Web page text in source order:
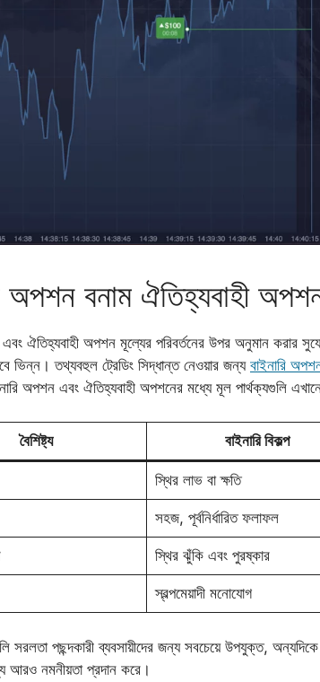
অপশন বনাম ঐতিহ্যবাহী
ঐতিহ্যবাহী অপশন মূল্যের পরিবর্তনের উপর অনুমান করার
ভিন্ন। তথ্যবহুল ট্রেডিং সিদ্ধান্ত নেওয়ার জন্য বাইনারি
অপশন এবং ঐতিহ্যবাহী অপশনের মধ্যে মূল পার্থক্যগুলি
বৈশিষ্ট্য বাইনারি বিকল্প
স্থির লাভ বা ক্ষতি
সহজ, পূর্বনির্ধারিত ফলাফল
স্থির ঝুঁকি এবং পুরষ্কার
স্বল্পমেয়াদী মনোযোগ
সরলতা পছন্দকারী ব্যবসায়ীদের জন্য সবচেয়ে উপযুক্ত,
আরও নমনীয়তা প্রদান করে।